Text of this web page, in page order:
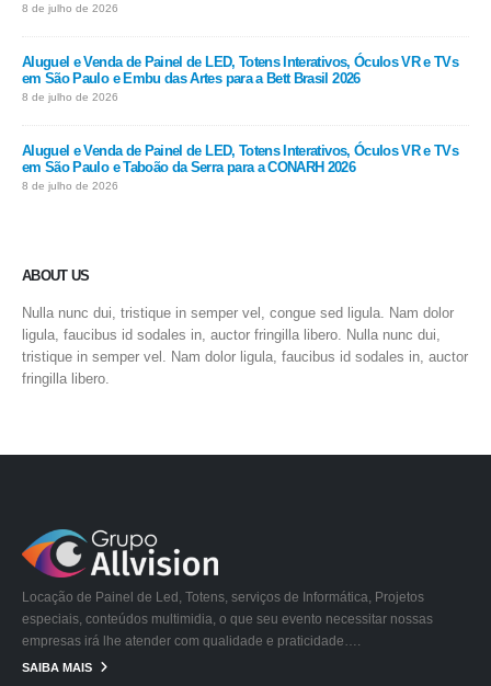
8 de julho de 2026
Aluguel e Venda de Painel de LED, Totens Interativos, Óculos VR e TVs
em São Paulo e Embu das Artes para a Bett Brasil 2026
8 de julho de 2026
Aluguel e Venda de Painel de LED, Totens Interativos, Óculos VR e TVs
em São Paulo e Taboão da Serra para a CONARH 2026
8 de julho de 2026
ABOUT US
Nulla nunc dui, tristique in semper vel, congue sed ligula. Nam dolor
ligula, faucibus id sodales in, auctor fringilla libero. Nulla nunc dui,
tristique in semper vel. Nam dolor ligula, faucibus id sodales in, auctor
fringilla libero.
Locação de Painel de Led, Totens, serviços de Informática, Projetos
especiais, conteúdos multimidia, o que seu evento necessitar nossas
empresas irá lhe atender com qualidade e praticidade….
SAIBA MAIS